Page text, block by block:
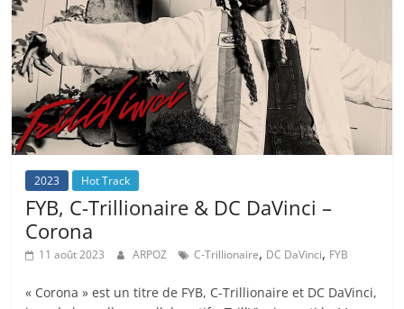
2023 Hot Track
FYB, C-Trillionaire & DC DaVinci –
Corona
11 août 2023 ARPOZ C-Trillionaire, DC DaVinci, FYB
« Corona » est un titre de FYB, C-Trillionaire et DC DaVinci,